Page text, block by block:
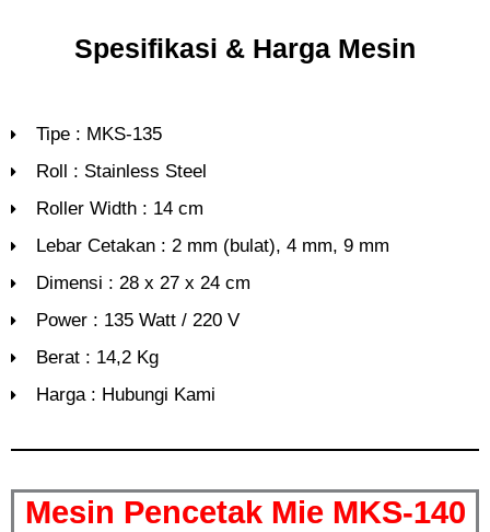
Spesifikasi & Harga Mesin
Tipe : MKS-135
Roll : Stainless Steel
Roller Width : 14 cm
Lebar Cetakan : 2 mm (bulat), 4 mm, 9 mm
Dimensi : 28 x 27 x 24 cm
Power : 135 Watt / 220 V
Berat : 14,2 Kg
Harga : Hubungi Kami
Mesin Pencetak Mie MKS-140